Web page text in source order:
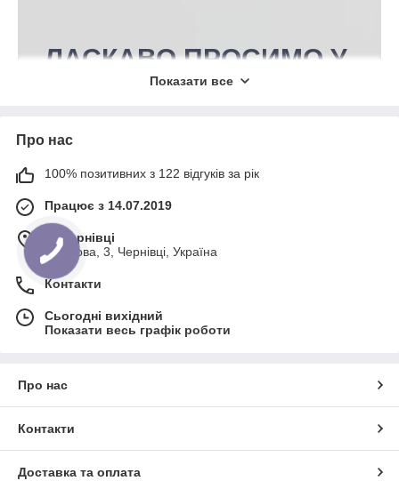
ЛАСКАВО ПРОСИМО У
NEWDENTAL!
понад 7 тисяч товарів для якісної
перевірених виробників!
Jendental: особливості
продукції
пропонує як специфічні, так і універсальні
Показати все
Про нас
100% позитивних з 122 відгуків за рік
Працює з 14.07.2019
м. Чернівці
Поштова, 3, Чернівці, Україна
Контакти
Сьогодні вихідний
Показати весь графік роботи
Про нас
Контакти
Доставка та оплата